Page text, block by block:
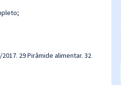
2017. 29 Pirâmide alimentar. 32